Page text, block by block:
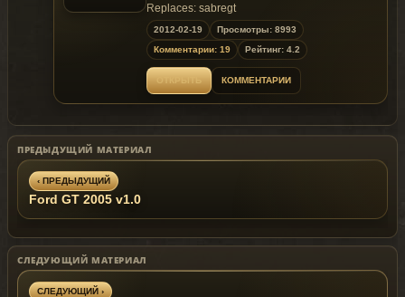
Replaces: sabregt
2012-02-19
Просмотры: 8993
Комментарии: 19
Рейтинг: 4.2
КОММЕНТАРИИ
ПРЕДЫДУЩИЙ МАТЕРИАЛ
‹ ПРЕДЫДУЩИЙ
Ford GT 2005 v1.0
СЛЕДУЮЩИЙ МАТЕРИАЛ
СЛЕДУЮЩИЙ ›